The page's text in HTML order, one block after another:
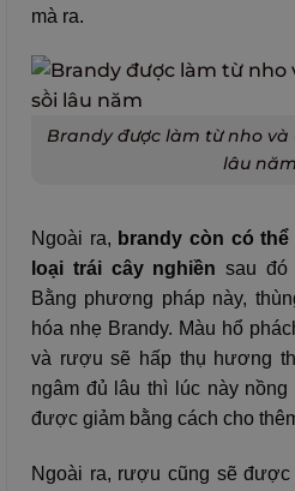
mà ra.
Brandy được làm từ nho
lâu năm
Ngoài ra, brandy còn có
loại trái cây nghiền sau đó
Bằng phương pháp này,
hóa nhẹ Brandy. Màu hổ
và rượu sẽ hấp thụ hương
ngâm đủ lâu thì lúc này
được giảm bằng cách cho
Ngoài ra, rượu cũng sẽ